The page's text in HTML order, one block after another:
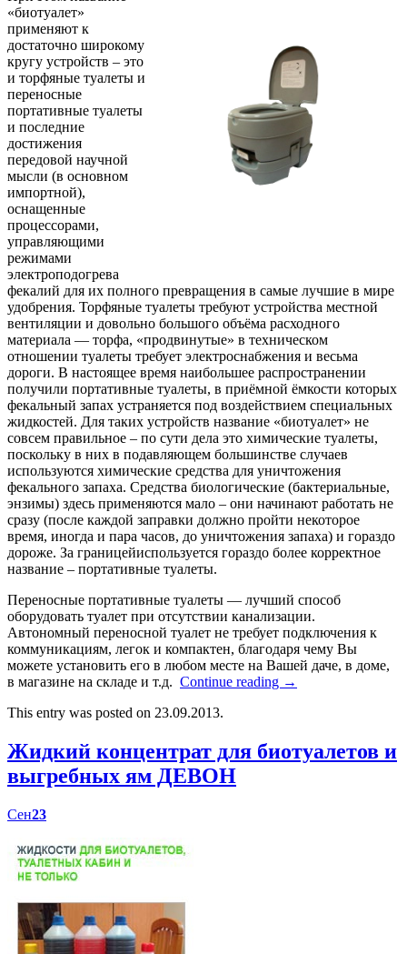
«биотуалет»
применяют к
достаточно широкому
кругу устройств – это
и торфяные туалеты и
переносные
портативные туалеты
и последние
достижения
передовой научной
мысли (в основном
импортной),
оснащенные
процессорами,
управляющими
режимами
электроподогрева
фекалий для их полного превращения в самые лучшие в мире
удобрения. Торфяные туалеты требуют устройства местной
вентиляции и довольно большого объёма расходного
материала — торфа, «продвинутые» в техническом
отношении туалеты требует электроснабжения и весьма
дороги. В настоящее время наибольшее распространении
получили портативные туалеты, в приёмной ёмкости которых
фекальный запах устраняется под воздействием специальных
жидкостей. Для таких устройств название «биотуалет» не
совсем правильное – по сути дела это химические туалеты,
поскольку в них в подавляющем большинстве случаев
используются химические средства для уничтожения
фекального запаха. Средства биологические (бактериальные,
энзимы) здесь применяются мало – они начинают работать не
сразу (после каждой заправки должно пройти некоторое
время, иногда и пара часов, до уничтожения запаха) и гораздо
дороже. За границейиспользуется гораздо более корректное
название – портативные туалеты.
Переносные портативные туалеты — лучший способ
оборудовать туалет при отсутствии канализации.
Автономный переносной туалет не требует подключения к
коммуникациям, легок и компактен, благодаря чему Вы
можете установить его в любом месте на Вашей даче, в доме,
в магазине на складе и т.д. Continue reading →
This entry was posted on 23.09.2013.
Жидкий концентрат для биотуалетов и
выгребных ям ДЕВОН
Сен23